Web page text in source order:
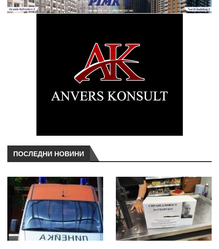
ПОСЛЕДНИ НОВИНИ